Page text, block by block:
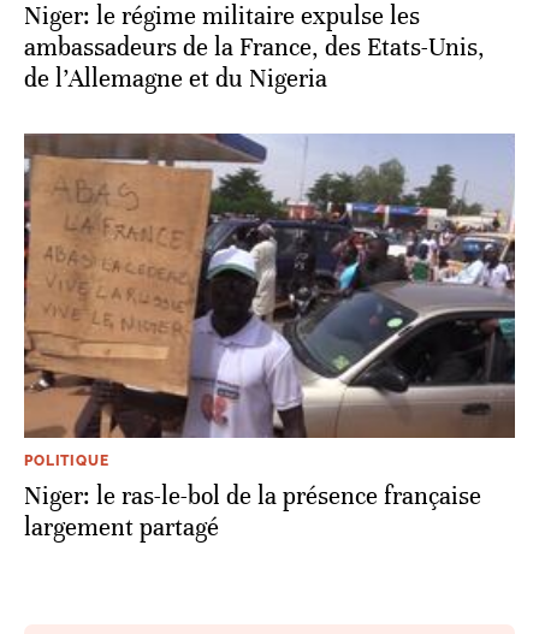
Niger: le régime militaire expulse les
ambassadeurs de la France, des Etats-Unis,
de l’Allemagne et du Nigeria
POLITIQUE
Niger: le ras-le-bol de la présence française
largement partagé